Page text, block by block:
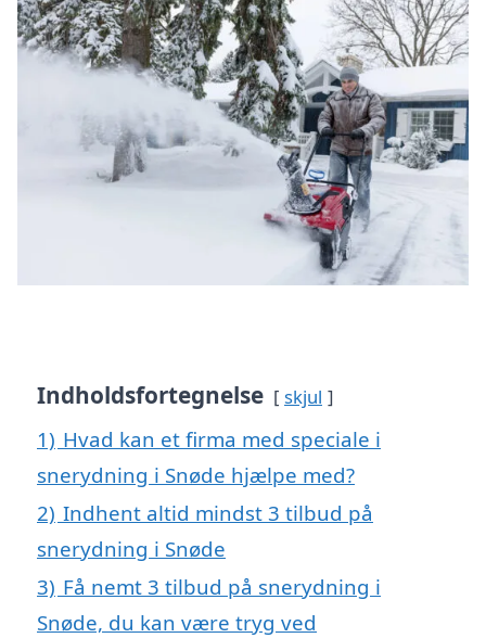
Indholdsfortegnelse skjul
1) Hvad kan et firma med speciale i
snerydning i Snøde hjælpe med?
2) Indhent altid mindst 3 tilbud på
snerydning i Snøde
3) Få nemt 3 tilbud på snerydning i
Snøde, du kan være tryg ved